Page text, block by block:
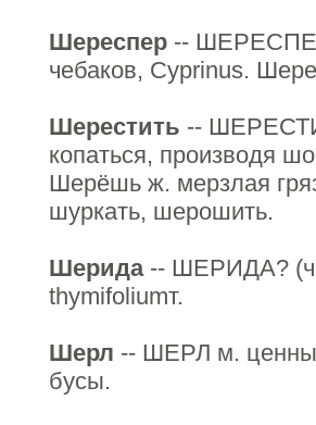
Шереспер --
чебаков, Cyprinus.
Шерестить --
копаться, производя
Шерёшь ж. мерзлая
шуркать, шерошить.
Шерида-- ШЕРИДА?
thymifoliumт.
Шерл -- ШЕРЛ м.
бусы.